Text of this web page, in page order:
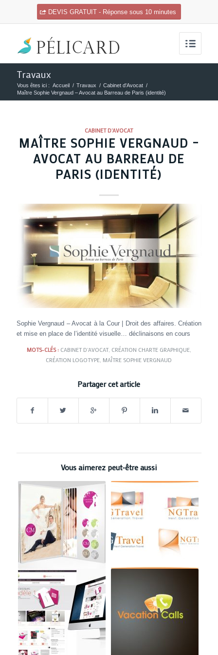
DEVIS GRATUIT - Réponse sous 10 minutes
Travaux
Vous êtes ici : Accueil / Travaux / Cabinet d'Avocat /
Maître Sophie Vergnaud – Avocat au Barreau de Paris (identité)
CABINET D'AVOCAT
MAÎTRE SOPHIE VERGNAUD –
AVOCAT AU BARREAU DE
PARIS (IDENTITÉ)
Sophie Vergnaud – Avocat à la Cour | Droit des affaires. Création
et mise en place de l’identité visuelle… déclinaisons en cours
MOTS-CLÉS : CABINET D'AVOCAT, CRÉATION CHARTE GRAPHIQUE,
CRÉATION LOGOTYPE MAÎTRE SOPHIE VERGNAUD
Partager cet article
Vous aimerez peut-être aussi